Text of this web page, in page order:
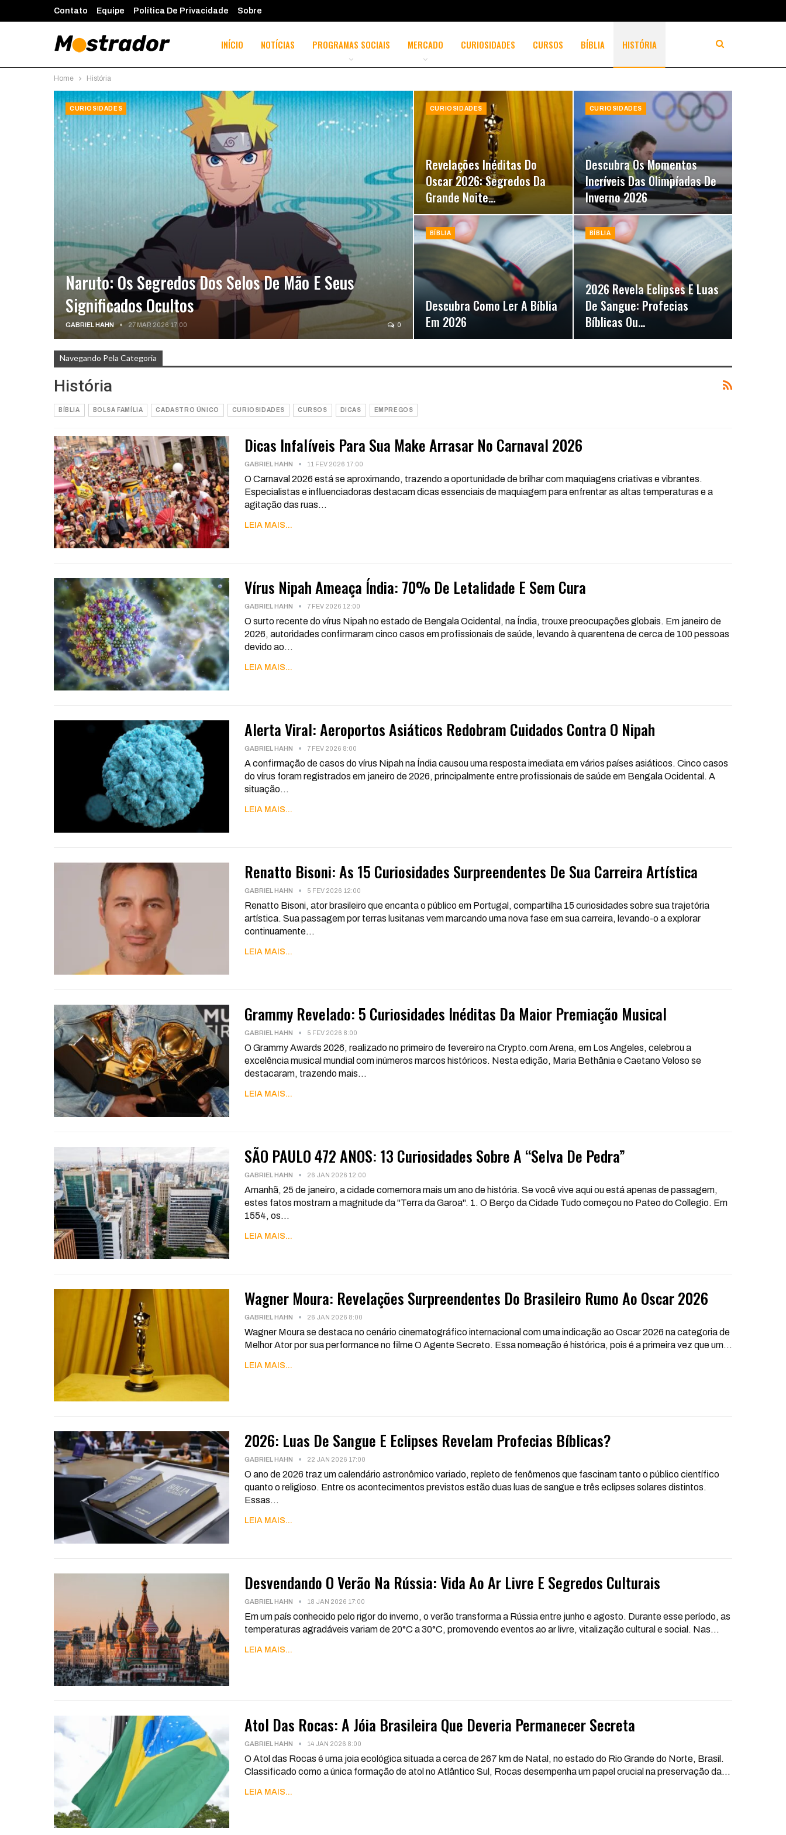
Contato Equipe Política De Privacidade Sobre
INÍCIO NOTÍCIAS PROGRAMAS SOCIAIS MERCADO CURIOSIDADES CURSOS BÍBLIA HISTÓRIA
Home História
CURIOSIDADES
Naruto: Os Segredos Dos Selos De Mão E Seus
Significados Ocultos
GABRIEL HAHN 27 MAR 2026 17:00 0
CURIOSIDADES
Revelações Inéditas Do
Oscar 2026: Segredos Da
Grande Noite…
CURIOSIDADES
Descubra Os Momentos
Incríveis Das Olimpíadas De
Inverno 2026
BÍBLIA
Descubra Como Ler A Bíblia
Em 2026
BÍBLIA
2026 Revela Eclipses E Luas
De Sangue: Profecias
Bíblicas Ou…
Navegando Pela Categoria
História
BÍBLIA BOLSA FAMÍLIA CADASTRO ÚNICO CURIOSIDADES CURSOS DICAS EMPREGOS
Dicas Infalíveis Para Sua Make Arrasar No Carnaval 2026
GABRIEL HAHN 11 FEV 2026 17:00
O Carnaval 2026 está se aproximando, trazendo a oportunidade de brilhar com maquiagens criativas e vibrantes.
Especialistas e influenciadoras destacam dicas essenciais de maquiagem para enfrentar as altas temperaturas e a
agitação das ruas…
LEIA MAIS...
Vírus Nipah Ameaça Índia: 70% De Letalidade E Sem Cura
GABRIEL HAHN 7 FEV 2026 12:00
O surto recente do vírus Nipah no estado de Bengala Ocidental, na Índia, trouxe preocupações globais. Em janeiro de
2026, autoridades confirmaram cinco casos em profissionais de saúde, levando à quarentena de cerca de 100 pessoas
devido ao…
LEIA MAIS...
Alerta Viral: Aeroportos Asiáticos Redobram Cuidados Contra O Nipah
GABRIEL HAHN 7 FEV 2026 8:00
A confirmação de casos do vírus Nipah na Índia causou uma resposta imediata em vários países asiáticos. Cinco casos
do vírus foram registrados em janeiro de 2026, principalmente entre profissionais de saúde em Bengala Ocidental. A
situação…
LEIA MAIS...
Renatto Bisoni: As 15 Curiosidades Surpreendentes De Sua Carreira Artística
GABRIEL HAHN 5 FEV 2026 12:00
Renatto Bisoni, ator brasileiro que encanta o público em Portugal, compartilha 15 curiosidades sobre sua trajetória
artística. Sua passagem por terras lusitanas vem marcando uma nova fase em sua carreira, levando-o a explorar
continuamente…
LEIA MAIS...
Grammy Revelado: 5 Curiosidades Inéditas Da Maior Premiação Musical
GABRIEL HAHN 5 FEV 2026 8:00
O Grammy Awards 2026, realizado no primeiro de fevereiro na Crypto.com Arena, em Los Angeles, celebrou a
excelência musical mundial com inúmeros marcos históricos. Nesta edição, Maria Bethânia e Caetano Veloso se
destacaram, trazendo mais…
LEIA MAIS...
SÃO PAULO 472 ANOS: 13 Curiosidades Sobre A “Selva De Pedra”
GABRIEL HAHN 26 JAN 2026 12:00
Amanhã, 25 de janeiro, a cidade comemora mais um ano de história. Se você vive aqui ou está apenas de passagem,
estes fatos mostram a magnitude da "Terra da Garoa". 1. O Berço da Cidade Tudo começou no Pateo do Collegio. Em
1554, os…
LEIA MAIS...
Wagner Moura: Revelações Surpreendentes Do Brasileiro Rumo Ao Oscar 2026
GABRIEL HAHN 26 JAN 2026 8:00
Wagner Moura se destaca no cenário cinematográfico internacional com uma indicação ao Oscar 2026 na categoria de
Melhor Ator por sua performance no filme O Agente Secreto. Essa nomeação é histórica, pois é a primeira vez que um…
LEIA MAIS...
2026: Luas De Sangue E Eclipses Revelam Profecias Bíblicas?
GABRIEL HAHN 22 JAN 2026 17:00
O ano de 2026 traz um calendário astronômico variado, repleto de fenômenos que fascinam tanto o público científico
quanto o religioso. Entre os acontecimentos previstos estão duas luas de sangue e três eclipses solares distintos.
Essas…
LEIA MAIS...
Desvendando O Verão Na Rússia: Vida Ao Ar Livre E Segredos Culturais
GABRIEL HAHN 18 JAN 2026 17:00
Em um país conhecido pelo rigor do inverno, o verão transforma a Rússia entre junho e agosto. Durante esse período, as
temperaturas agradáveis variam de 20°C a 30°C, promovendo eventos ao ar livre, vitalização cultural e social. Nas…
LEIA MAIS...
Atol Das Rocas: A Jóia Brasileira Que Deveria Permanecer Secreta
GABRIEL HAHN 14 JAN 2026 8:00
O Atol das Rocas é uma joia ecológica situada a cerca de 267 km de Natal, no estado do Rio Grande do Norte, Brasil.
Classificado como a única formação de atol no Atlântico Sul, Rocas desempenha um papel crucial na preservação da…
LEIA MAIS...